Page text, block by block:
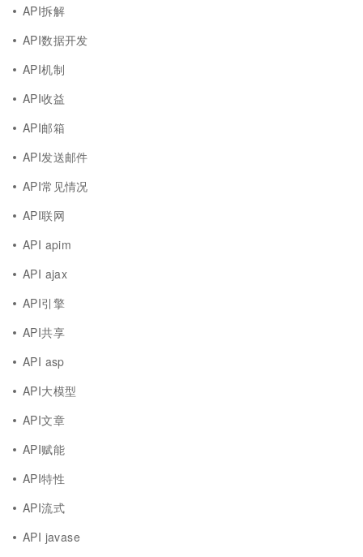
API拆解
API数据开发
API机制
API收益
API邮箱
API发送邮件
API常见情况
API联网
API apim
API ajax
API引擎
API共享
API asp
API大模型
API文章
API赋能
API特性
API流式
API javase